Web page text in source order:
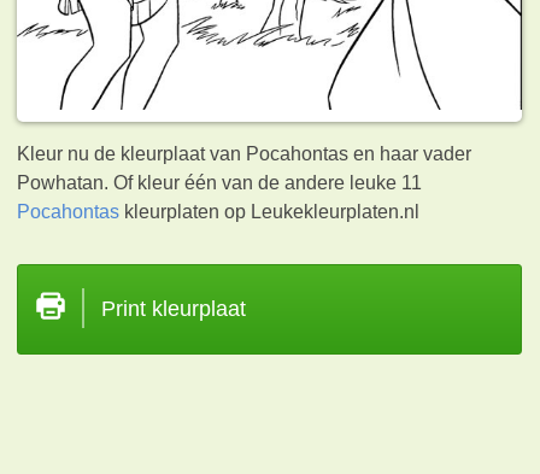
Kleur nu de kleurplaat van Pocahontas en haar vader
Powhatan. Of kleur één van de andere leuke 11
Pocahontas kleurplaten op Leukekleurplaten.nl
Print kleurplaat